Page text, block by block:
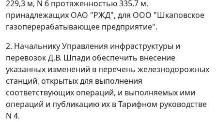
229,3 м, N 6 протяженностью 335,7 м,
принадлежащих ОАО "РЖД", для ООО "Шкаповское
газоперерабатывающее предприятие".
2. Начальнику Управления инфраструктуры и
перевозок Д.В. Шпади обеспечить внесение
указанных изменений в перечень железнодорожных
станций, открытых для выполнения
соответствующих операций, и выполняемых ими
операций и публикацию их в Тарифном руководстве
N 4.